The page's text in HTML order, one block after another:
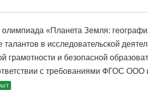
олимпиада «Планета Земля:
в исследовательской
грамотности и безопасной
с требованиями ФГОС